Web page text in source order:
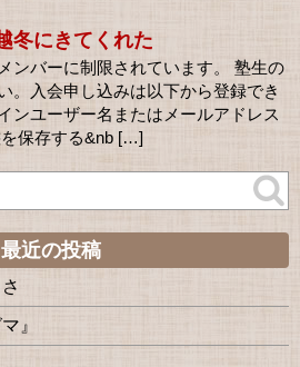
冬にきてくれた
ンバーに制限されています。 塾生の
。入会申し込みは以下から登録でき
ンユーザー名またはメールアドレス
保存する&nb […]
最近の投稿
』